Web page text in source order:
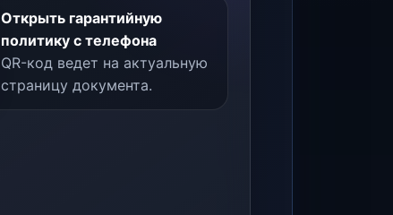
Открыть гарантийную
политику с телефона
QR-код ведет на актуальную
страницу документа.